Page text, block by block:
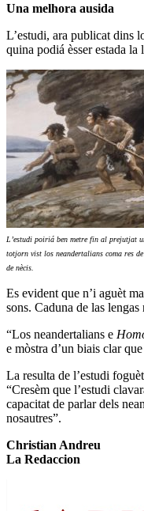
Una melhora ausida
L’estudi, ara publicat dins
quina podiá èsser estada la
L’estudi poiriá ben metre fin al prejutjat
totjorn vist los neandertalians coma res
de nècis.
Es evident que n’i aguèt
sons. Caduna de las
“Los neandertalians e
e mòstra d’un biais clar
La resulta de l’estudi
“Cresèm que l’estudi
capacitat de parlar dels
nosautres”.
Christian Andreu
La Redaccion